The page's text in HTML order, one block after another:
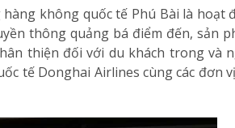
không quốc tế Phú Bài là hoạt
thông quảng bá điểm đến, sản
thiện đối với du khách trong và
tế Donghai Airlines cùng các đơn